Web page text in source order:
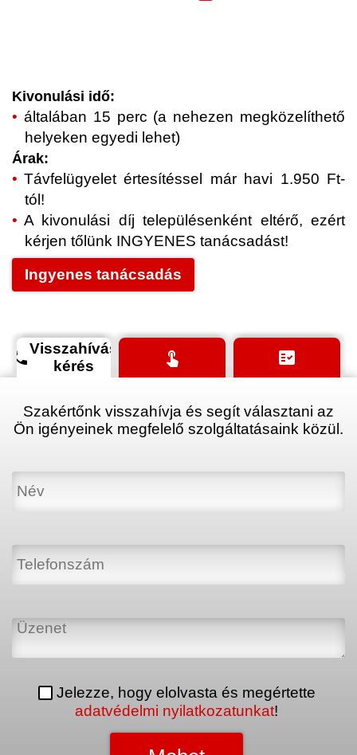
Kivonulási idő:
általában 15 perc (a nehezen megközelíthető
helyeken egyedi lehet)
Árak:
Távfelügyelet értesítéssel már havi 1.950 Ft-
tól!
A kivonulási díj településenként eltérő, ezért
kérjen tőlünk INGYENES tanácsadást!
Ingyenes tanácsadás
phoneVisszahívás
kérés
touch_app fact_check
Szakértőnk visszahívja és segít választani az
Ön igényeinek megfelelő szolgáltatásaink közül.
Jelezze, hogy elolvasta és megértette
adatvédelmi nyilatkozatunkat!